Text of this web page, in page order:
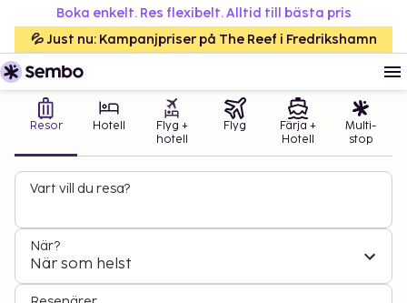
Boka enkelt. Res flexibelt. Alltid till bästa pris
💦 Just nu: Kampanjpriser på The Reef i Fredrikshamn
Resor Hotell
Flyg +
hotell
Flyg
Färja +
Hotell
Multi-
stop
Vart vill du resa?
När?
När som helst